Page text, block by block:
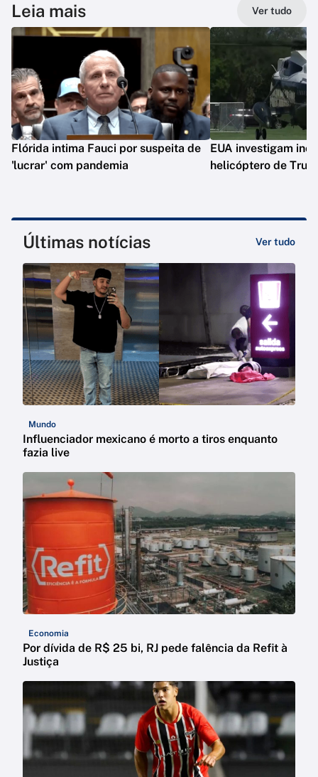
Leia mais Ver tudo
Flórida intima Fauci por suspeita de
'lucrar' com pandemia
EUA investigam
helicóptero de
Últimas notícias Ver tudo
Mundo
Influenciador mexicano é morto a tiros enquanto
fazia live
Economia
Por dívida de R$ 25 bi, RJ pede falência da Refit à
Justiça